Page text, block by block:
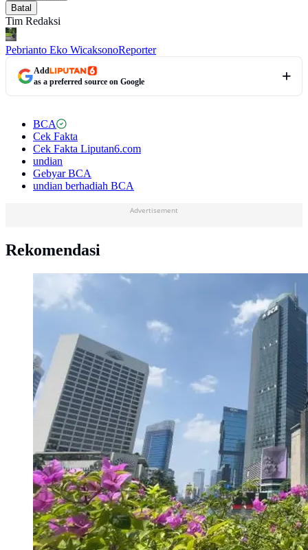
Batal
Tim Redaksi
Pebrianto Eko WicaksonoReporter
Add
as a preferred source on Google
BCA
Cek Fakta
Cek Fakta Liputan6.com
undian
Gebyar BCA
undian berhadiah BCA
Advertisement
Rekomendasi